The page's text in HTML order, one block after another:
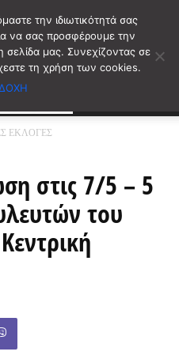
ΕΚΛΟΓΕΣ
στις 7/5 – 5
του
την ιδιωτικότητά σας
να σας προσφέρουμε την
σελίδα μας. Συνεχίζοντας σε
τη χρήση των cookies.